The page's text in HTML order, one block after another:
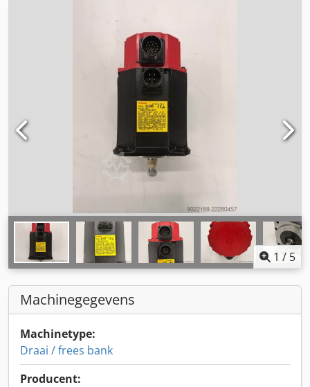
1 / 5
Machinegegevens
Machinetype:
Draai / frees bank
Producent: